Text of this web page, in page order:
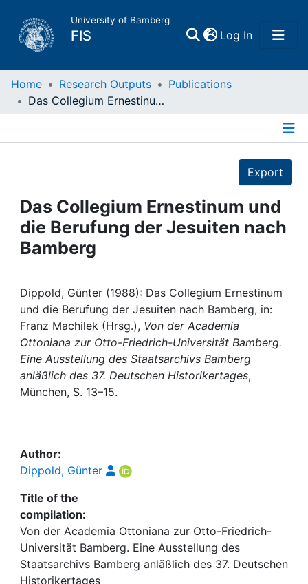
University of Bamberg
FIS Log In(current)
Home
Projects
People
Awards
My FIS
Help
Home Research Outputs
Publications
Das Collegium Ernestinum und die Berufung der Jesuiten nach Bamberg
Export
Das Collegium Ernestinum und
die Berufung der Jesuiten nach
Bamberg
Dippold, Günter (1988): Das Collegium Ernestinum
und die Berufung der Jesuiten nach Bamberg, in:
Franz Machilek (Hrsg.), Von der Academia
Ottoniana zur Otto-Friedrich-Universität Bamberg.
Eine Ausstellung des Staatsarchivs Bamberg
anläßlich des 37. Deutschen Historikertages,
München, S. 13–15.
Author:
Dippold, Günter
Title of the
compilation:
Von der Academia Ottoniana zur Otto-Friedrich-
Universität Bamberg. Eine Ausstellung des
Staatsarchivs Bamberg anläßlich des 37. Deutschen
Historikertages